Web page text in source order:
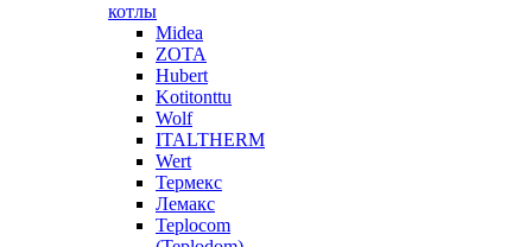
котлы
Midea
ZOTA
Hubert
Kotitonttu
Wolf
ITALTHERM
Wert
Термекс
Лемакс
Teplocom